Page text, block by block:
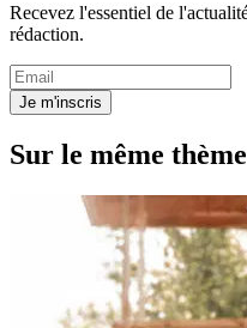
Recevez l'essentiel de
rédaction.
Je m'inscris
Sur le même thème